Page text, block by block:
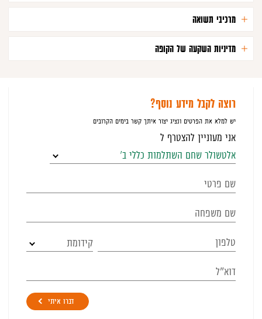
מרכיבי תשואה
מדיניות השקעה של הקופה
רוצה לקבל מידע נוסף?
יש למלא את הפרטים ונציג יצור איתך קשר בימים הקרובים
אני מעוניין להצטרף ל
אלטשולר שחם השתלמות כללי ב'
קידומת
דברו איתי